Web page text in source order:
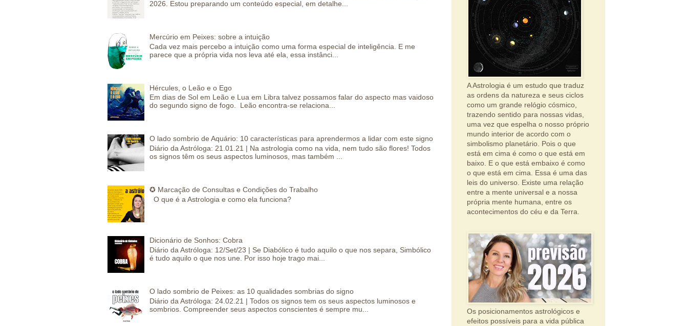
2026. Estou preparando um conteúdo especial, em detalhe...
Mercúrio em Peixes: sobre a intuição
Cada vez mais percebo a intuição como uma forma especial de inteligência. E me
parece que a própria vida nos leva até ela, essa instânci...
Hércules, o Leão e o Ego
Em dias de Sol em Leão e Lua em Libra talvez possamos falar do aspecto mas vaidoso
do segundo signo de fogo. Leão encontra-se relaciona...
O lado sombrio de Aquário: 10 características para aprendermos a lidar com este signo
Diário da Astróloga: 21.01.21 | Na astrologia como na vida, nem tudo são flores! Todos
os signos têm os seus aspectos luminosos, mas também ...
✪ Marcação de Consultas e Condições do Trabalho
O que é a Astrologia e como ela funciona?
Dicionário de Sonhos: Cobra
Diário da Astróloga: 12/Set/23 | Se Diabólico é tudo aquilo o que nos separa, Simbólico
é tudo aquilo o que nos une. Por isso hoje trago mai...
O lado sombrio de Peixes: as 10 qualidades sombrias do signo
Diário da Astróloga: 24.02.21 | Todos os signos tem os seus aspectos luminosos e
sombrios. Compreender seus aspectos conscientes é sempre mu...
A Astrologia é um estudo que traduz
as ordens da natureza e seus ciclos
como um grande relógio cósmico,
trazendo sentido para nossas vidas,
uma vez que espelha o nosso próprio
mundo interior de acordo com o
simbolismo planetário. Pois o que
está em cima é como o que está em
baixo. E o que está embaixo é como
o que está em cima. Essa é uma das
leis do universo. Existe uma relação
entre a mente universal e a nossa
própria mente humana, entre os
acontecimentos do céu e da Terra.
Os posicionamentos astrológicos e
efeitos possíveis para a vida pública